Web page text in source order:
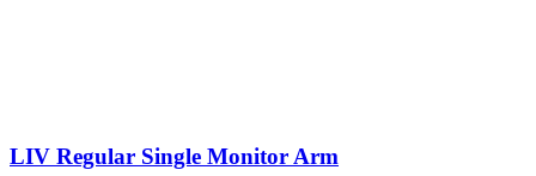
LIV Regular Single Monitor Arm